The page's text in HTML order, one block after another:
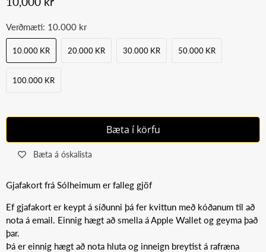
Verðmæti: 10.000 kr
10.000 KR 20.000 KR 30.000 KR 50.000 KR
100.000 KR
Bæta í körfu
Bæta á óskalista
Gjafakort frá Sólheimum er falleg gjöf
Ef gjafakort er keypt á síðunni þá fer kvittun með kóðanum til að
nota á email. Einnig hægt að smella á Apple Wallet og geyma það
þar.
Þá er einnig hægt að nota hluta og inneign breytist á rafræna